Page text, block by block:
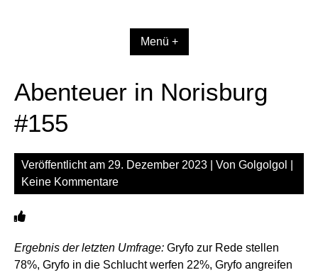
Menü +
Abenteuer in Norisburg
#155
Veröffentlicht am 29. Dezember 2023 | Von Golgolgol
Keine Kommentare
Ergebnis der letzten Umfrage: Gryfo zur Rede stellen
78%, Gryfo in die Schlucht werfen 22%, Gryfo angreifen